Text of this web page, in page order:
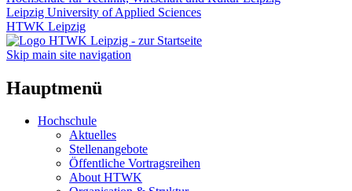
Leipzig University of Applied Sciences
HTWK Leipzig
Skip main site navigation
Hauptmenü
Hochschule
Aktuelles
Stellenangebote
Öffentliche Vortragsreihen
About HTWK